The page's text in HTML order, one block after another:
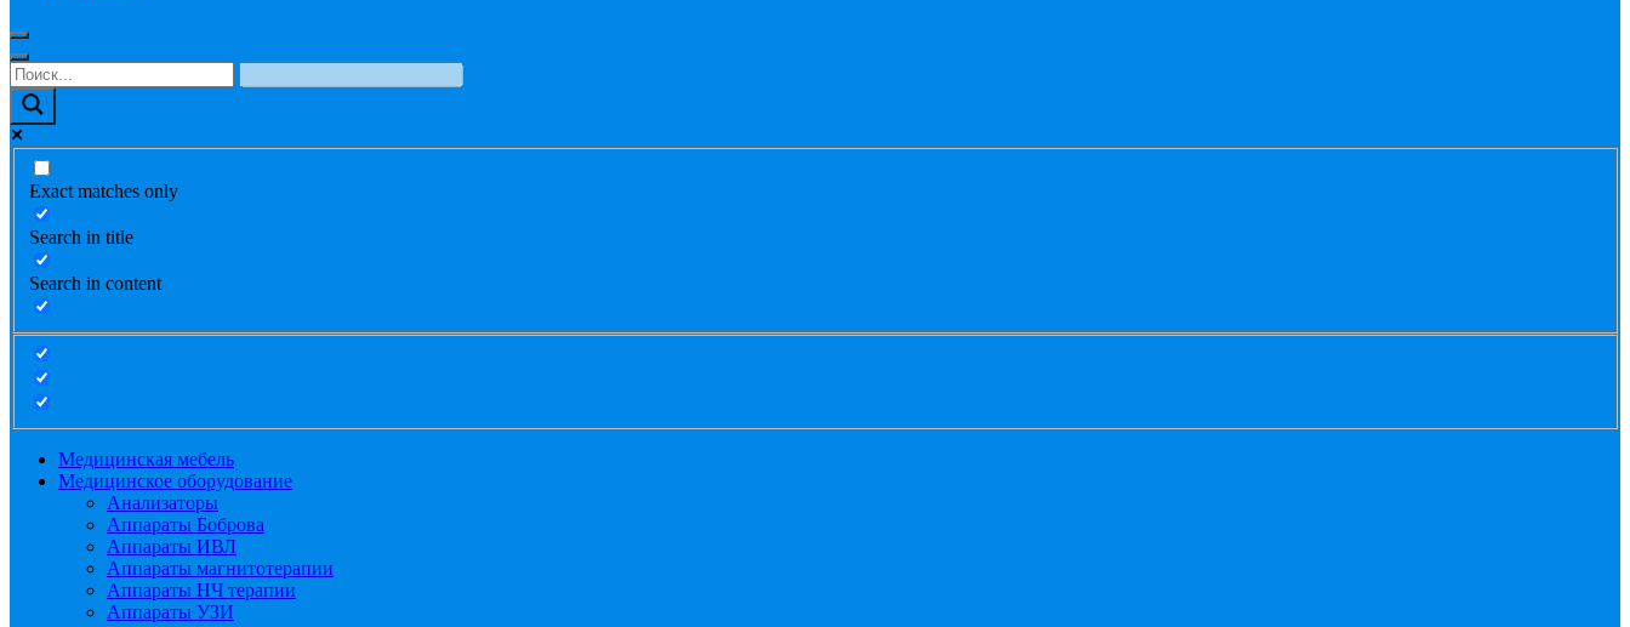
Exact matches only
Search in title
Search in content
Медицинская мебель
Медицинское оборудование
Анализаторы
Аппараты Боброва
Аппараты ИВЛ
Аппараты магнитотерапии
Аппараты НЧ терапии
Аппараты УЗИ